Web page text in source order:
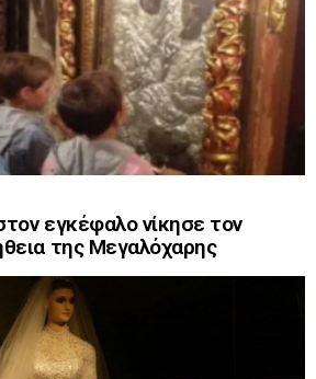
εγκέφαλο νίκησε τον
της Μεγαλόχαρης